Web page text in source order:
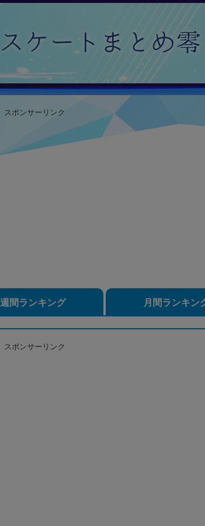
スポンサーリンク
週間ランキング 月間ランキン
スポンサーリンク